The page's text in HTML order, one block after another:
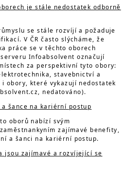
je stále nedostatek odborně
se stále rozvíjí a požaduje
V ČR často slýcháme, že
práce se v těchto oborech
Infoabsolvent označují
za perspektivní tyto obory:
stavebnictví a
i obory, které vykazují nedostatek
nedatováno).
šance na kariérní postup
oborů nabízí svým
zajímavé benefity,
a šanci na kariérní postup.
jsou zajímavé a rozvíjející se